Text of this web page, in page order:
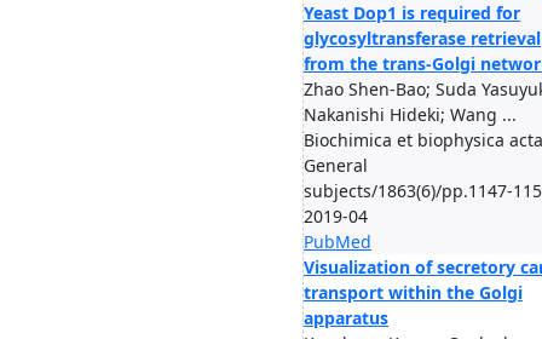
Yeast Dop1 is required for
glycosyltransferase retrieval
from the trans-Golgi
Zhao Shen-Bao; Suda
Nakanishi Hideki; Wang ...
Biochimica et biophysica
General
subjects/1863(6)/pp.1147-
2019-04
PubMed
Visualization of secretory
transport within the Golgi
apparatus